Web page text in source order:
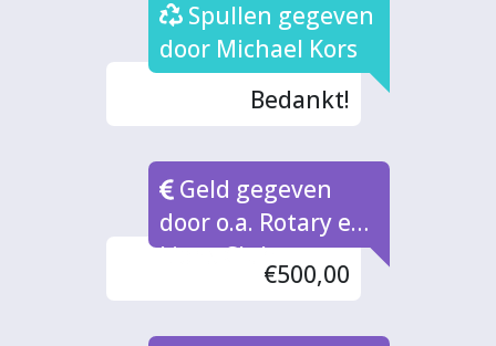
eventueel inkoop
maaltijden ook stel
ik graag mijn
logeerkamer
medewerker(s) max
Spullen gegeven
door Michael Kors
Bedankt!
Geld gegeven
door o.a. Rotary en
Lions Club
€500,00